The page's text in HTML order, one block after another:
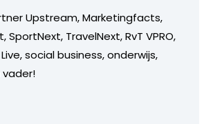
Upstream, Marketingfacts,
SportNext, TravelNext, RvT VPRO,
social business, onderwijs,